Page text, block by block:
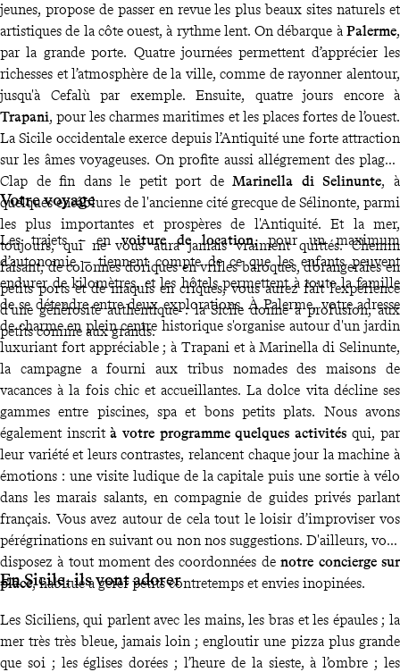
jeunes, propose de passer en revue les plus beaux sites naturels et
artistiques de la côte ouest, à rythme lent. On débarque à Palerme,
par la grande porte. Quatre journées permettent d’apprécier les
richesses et l’atmosphère de la ville, comme de rayonner alentour,
jusqu'à Cefalù par exemple. Ensuite, quatre jours encore à
Trapani, pour les charmes maritimes et les places fortes de l’ouest.
La Sicile occidentale exerce depuis l’Antiquité une forte attraction
sur les âmes voyageuses. On profite aussi allégrement des plages.
Clap de fin dans le petit port de Marinella di Selinunte, à
quelques encâblures de l'ancienne cité grecque de Sélinonte, parmi
les plus importantes et prospères de l'Antiquité. Et la mer,
toujours, qui ne vous aura jamais vraiment quittés. Chemin
faisant, de colonnes doriques en vrilles baroques, d’orangeraies en
petits ports et de maquis en criques, vous aurez fait l’expérience
d’une générosité authentique : la Sicile donne à profusion, aux
petits comme aux grands.
Votre voyage
Les trajets – envoiture de location, pour un maximum
d’autonomie – tiennent compte de ce que les enfants peuvent
endurer de kilomètres, et les hôtels permettent à toute la famille
de se détendre entre deux explorations. À Palerme, votre adresse
de charme en plein centre historique s'organise autour d'un jardin
luxuriant fort appréciable ; à Trapani et à Marinella di Selinunte,
la campagne a fourni aux tribus nomades des maisons de
vacances à la fois chic et accueillantes. La dolce vita décline ses
gammes entre piscines, spa et bons petits plats. Nous avons
également inscrit à votre programme quelques activités qui, par
leur variété et leurs contrastes, relancent chaque jour la machine à
émotions : une visite ludique de la capitale puis une sortie à vélo
dans les marais salants, en compagnie de guides privés parlant
français. Vous avez autour de cela tout le loisir d’improviser vos
pérégrinations en suivant ou non nos suggestions. D'ailleurs, vous
disposez à tout moment des coordonnées de notre concierge sur
place, habitué à gérer petits contretemps et envies inopinées.
En Sicile, ils vont adorer
Les Siciliens, qui parlent avec les mains, les bras et les épaules ; la
mer très très bleue, jamais loin ; engloutir une pizza plus grande
que soi ; les églises dorées ; l’heure de la sieste, à l’ombre ; les